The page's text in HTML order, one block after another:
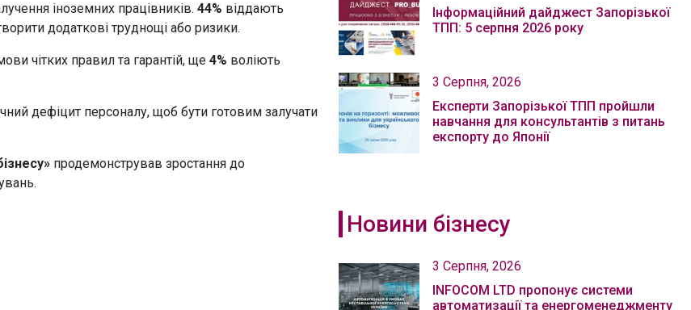
іноземних працівників. 44% віддають
додаткові труднощі або ризики.
чітких правил та гарантій, ще 4% воліють
дефіцит персоналу, щоб бути готовим залучати
продемонстрував зростання до
Інформаційний дайджест Запорізької
ТПП: 5 серпня 2026 року
3 Серпня, 2026
Експерти Запорізької ТПП пройшли
навчання для консультантів з питань
експорту до Японії
Новини бізнесу
3 Серпня, 2026
INFOCOM LTD пропонує системи
автоматизації та енергоменеджменту